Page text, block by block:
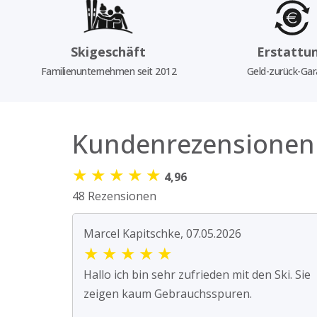
Skigeschäft
Familienunternehmen seit 2012 Geld-zurück-
Kundenrezensionen
★ ★ ★ ★ ★ 4,96
48 Rezensionen
Marcel Kapitschke, 07.05.2026
★ ★ ★ ★ ★
Hallo ich bin sehr zufrieden mit den Ski. Sie
zeigen kaum Gebrauchsspuren.